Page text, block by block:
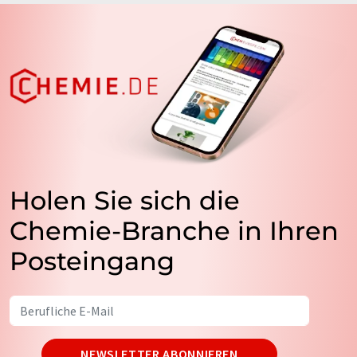
Holen Sie sich die
Chemie-Branche in Ihren
Posteingang